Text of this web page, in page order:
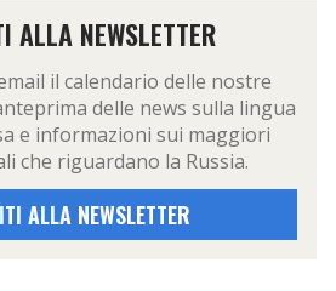
ALLA NEWSLETTER
il calendario delle nostre
delle news sulla lingua
e informazioni sui maggiori
che riguardano la Russia.
ALLA NEWSLETTER